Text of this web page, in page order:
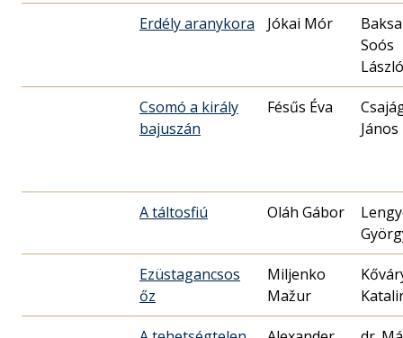
Erdély aranykora Jókai Mór
Soós
László
Csomó a király
bajuszán
Fésűs Éva
János
A táltosfiú Oláh Gábor
Ezüstagancsos
őz
Miljenko
Mažur